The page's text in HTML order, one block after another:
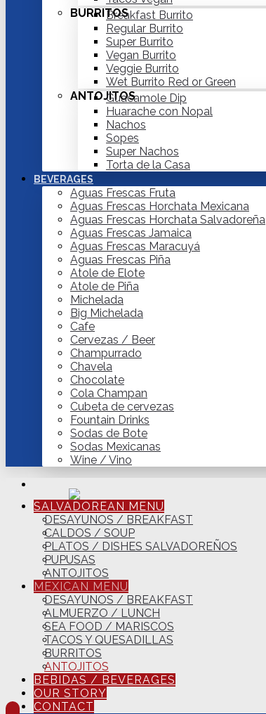
BURRITOSBreakfast Burrito
Regular Burrito
Super Burrito
Vegan Burrito
Veggie Burrito
Wet Burrito Red or Green
ANTOJITOSGuacamole Dip
Huarache con Nopal
Nachos
Sopes
Super Nachos
Torta de la Casa
BEVERAGES
Aguas Frescas Fruta
Aguas Frescas Horchata Mexicana
Aguas Frescas Horchata Salvadoreña
Aguas Frescas Jamaica
Aguas Frescas Maracuyá
Aguas Frescas Piña
Atole de Elote
Atole de Piña
Michelada
Big Michelada
Cafe
Cervezas / Beer
Champurrado
Chavela
Chocolate
Cola Champan
Cubeta de cervezas
Fountain Drinks
Sodas de Bote
Sodas Mexicanas
Wine / Vino
SALVADOREAN MENU
DESAYUNOS / BREAKFAST
CALDOS / SOUP
PLATOS / DISHES SALVADOREÑOS
PUPUSAS
ANTOJITOS
MEXICAN MENU
DESAYUNOS / BREAKFAST
ALMUERZO / LUNCH
SEA FOOD / MARISCOS
TACOS Y QUESADILLAS
BURRITOS
ANTOJITOS
BEBIDAS / BEVERAGES
OUR STORY
CONTACT